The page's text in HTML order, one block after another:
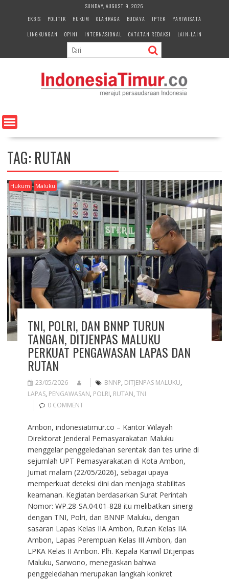
e
n
SUNDAY, AUGUST 9, 2026
EKBIS
POLITIK HUKUM OLAHRAGA BUDAYA IPTEK
PARIWISATA
LINGKUNGAN
OPINI INTERNASIONAL CATATAN REDAKSI LAIN-LAIN
TAG: RUTAN
Hukum Maluku
TNI, POLRI, DAN BNNP TURUN
TANGAN, DITJENPAS MALUKU
PERKUAT PENGAWASAN LAPAS DAN
RUTAN
23/05/2026 BNNP, DITJENPAS MALUKU,
LAPAS, PENGAWASAN, POLRI, RUTAN, TNI
0 COMMENT
Ambon, indonesiatimur.co – Kantor Wilayah
Direktorat Jenderal Pemasyarakatan Maluku
menggelar penggeledahan serentak dan tes urine di
sejumlah UPT Pemasyarakatan di Kota Ambon,
Jumat malam (22/05/2026), sebagai upaya
memperkuat deteksi dini dan menjaga stabilitas
keamanan. Kegiatan berdasarkan Surat Perintah
Nomor: WP.28-SA.04.01-828 itu melibatkan sinergi
dengan TNI, Polri, dan BNNP Maluku, dengan
sasaran Lapas Kelas IIA Ambon, Rutan Kelas IIA
Ambon, Lapas Perempuan Kelas III Ambon, dan
LPKA Kelas II Ambon. Plh. Kepala Kanwil Ditjenpas
Maluku, Sarwono, menegaskan bahwa
penggeledahan merupakan langkah konkret